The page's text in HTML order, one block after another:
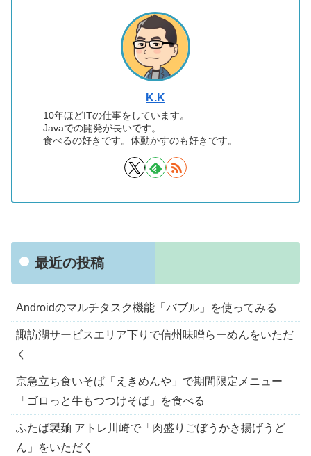
K.K
10年ほどITの仕事をしています。
Javaでの開発が長いです。
食べるの好きです。体動かすのも好きです。
最近の投稿
Androidのマルチタスク機能「バブル」を使ってみる
諏訪湖サービスエリア下りで信州味噌らーめんをいただ
く
京急立ち食いそば「えきめんや」で期間限定メニュー
「ゴロっと牛もつつけそば」を食べる
ふたば製麺 アトレ川崎で「肉盛りごぼうかき揚げうど
ん」をいただく